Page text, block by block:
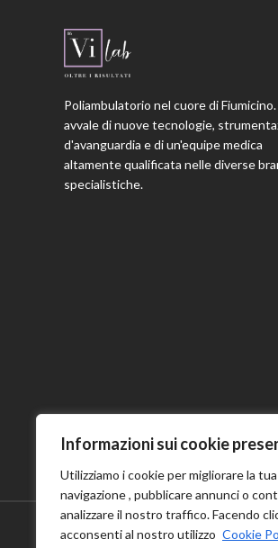
Informazioni sui cookie
Utilizziamo i cookie per migliorare la
navigazione , pubblicare annunci o
analizzare il nostro traffico. Facendo
acconsenti al nostro utilizzo Cookie
Poliambulatorio nel cuore di Fiumicino.
avvale di nuove tecnologie,
d'avanguardia e di un'equipe medica
altamente qualificata nelle diverse
specialistiche.